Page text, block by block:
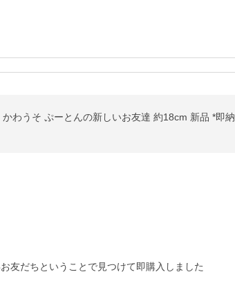
わうそ ぷーとんの新しいお友達 約18cm 新品 *即納
友だちということで見つけて即購入しました